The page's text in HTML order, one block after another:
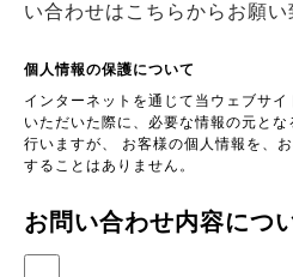
い合わせはこちらからお願い
個人情報の保護について
インターネットを通じて当ウェブサ
いただいた際に、必要な情報の元と
行いますが、 お客様の個人情報を、
することはありません。
お問い合わせ内容につ